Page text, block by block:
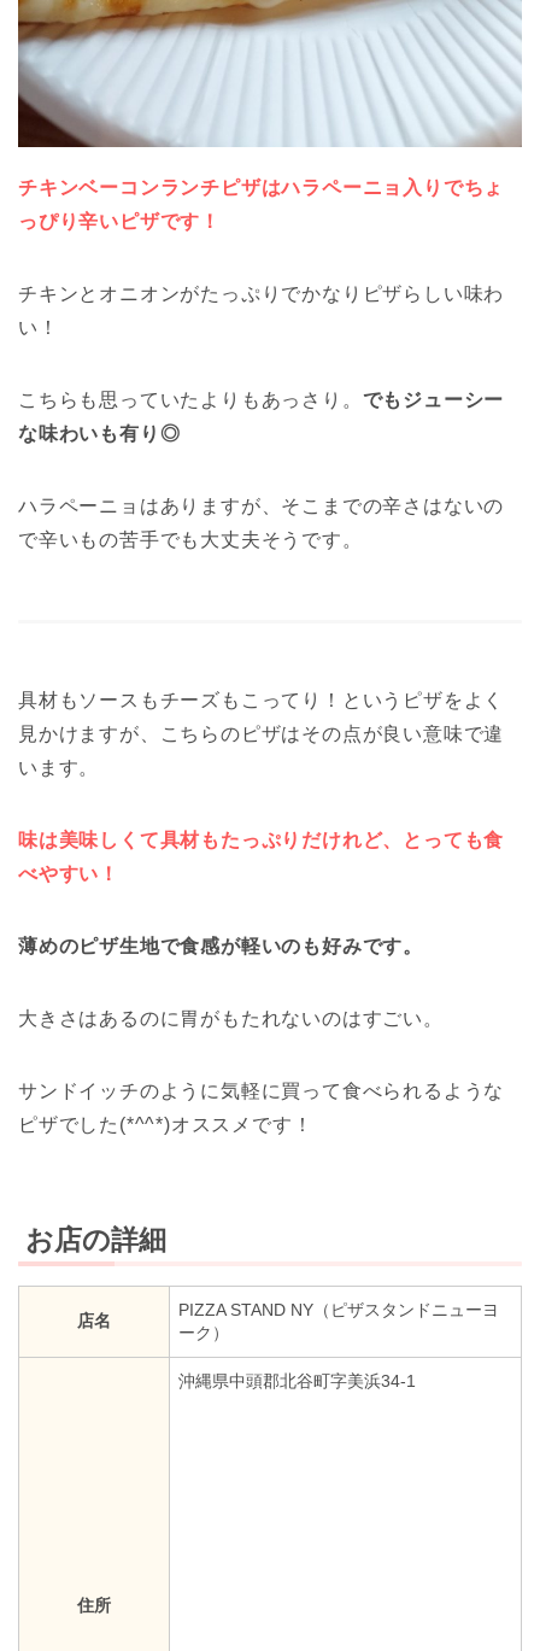
チキンベーコンランチピザはハラペーニョ入りでちょ
っぴり辛いピザです！
チキンとオニオンがたっぷりでかなりピザらしい味わ
い！
こちらも思っていたよりもあっさり。 でもジューシー
な味わいも有り◎
ハラペーニョはありますが、そこまでの辛さはないの
で辛いもの苦手でも大丈夫そうです。
具材もソースもチーズもこってり！というピザをよく
見かけますが、こちらのピザはその点が良い意味で違
います。
味は美味しくて具材もたっぷりだけれど、とっても食
べやすい！
薄めのピザ生地で食感が軽いのも好みです。
大きさはあるのに胃がもたれないのはすごい。
サンドイッチのように気軽に買って食べられるような
ピザでした(*^^*)オススメです！
お店の詳細
店名
PIZZA STAND NY（ピザスタンドニューヨ
ーク）
住所
沖縄県中頭郡北谷町字美浜34-1